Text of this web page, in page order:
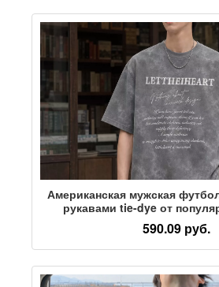
Американская мужская
рукавами tie-dye от
уличной моды, свободная
летняя новинка 2026 года,
короткими
590.09 руб.